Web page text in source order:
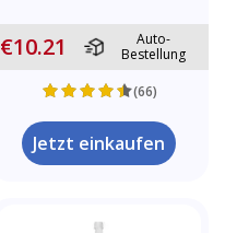
€10.21
Auto-
Bestellung
(66)
Jetzt einkaufen